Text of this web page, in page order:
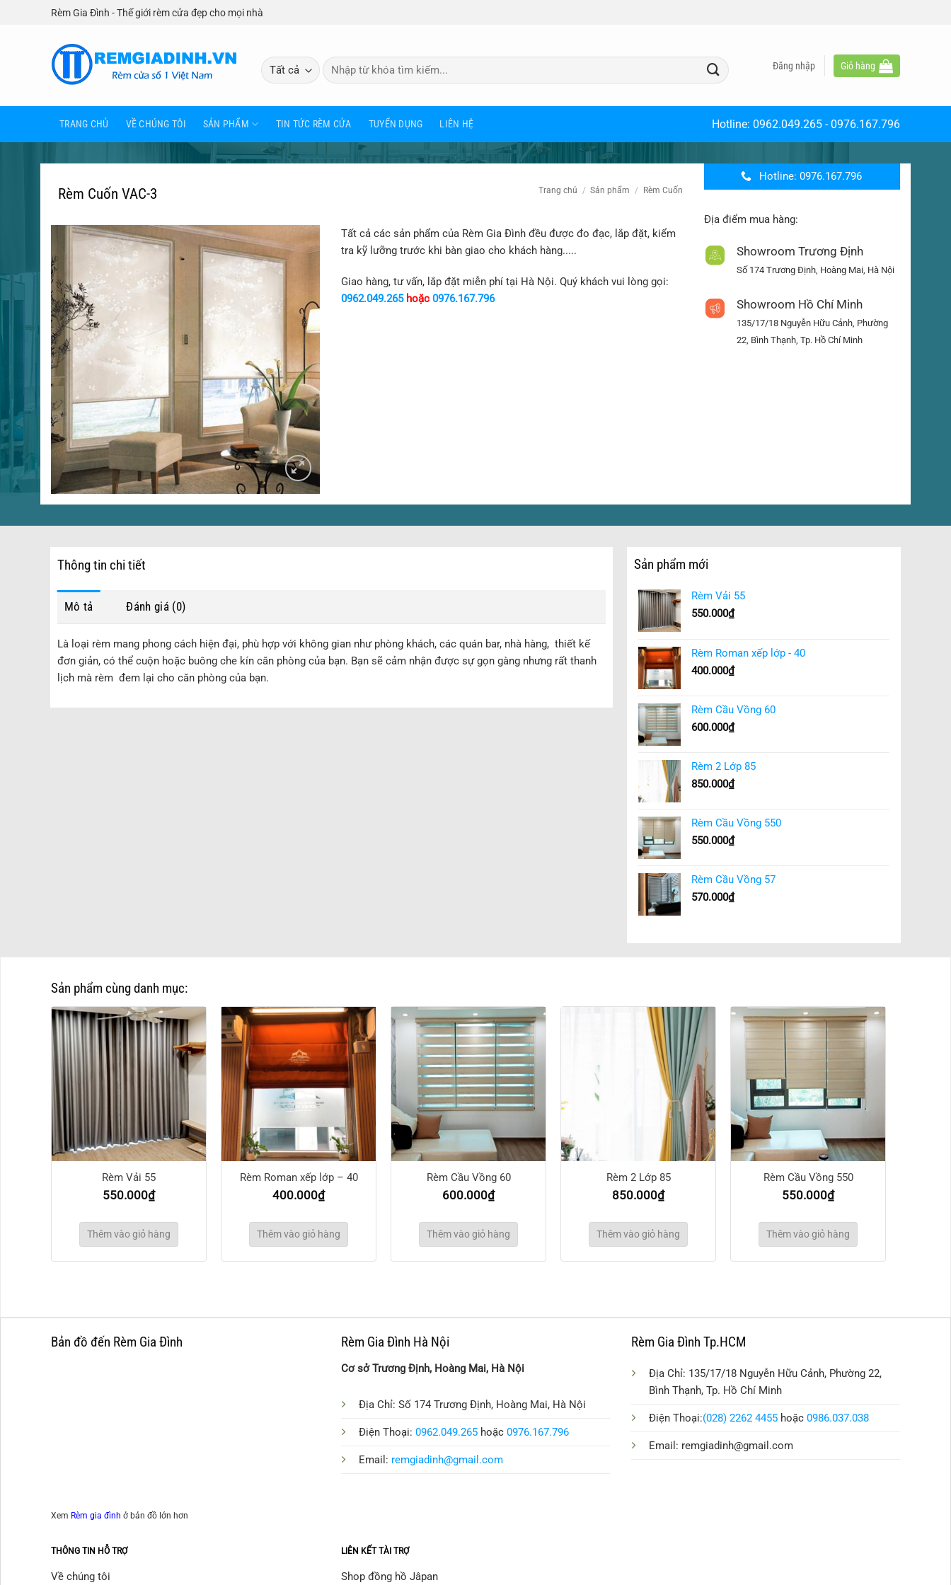
Rèm Gia Đình - Thế giới rèm cửa đẹp cho mọi nhà
Tìm
kiếm:
Đăng nhập Giỏ hàng
TRANG CHỦ VỀ CHÚNG TÔI SẢN PHẨM TIN TỨC RÈM CỬA TUYỂN DỤNG LIÊN HỆ Hotline: 0962.049.265 -0976.167.796
Rèm Cuốn VAC-3 Trang chủ / Sản phẩm / Rèm Cuốn
Hotline: 0976.167.796
Tất cả các sản phẩm của Rèm Gia Đình đều được đo đạc, lắp đặt, kiểm
tra kỹ lưỡng trước khi bàn giao cho khách hàng.....
Giao hàng, tư vấn, lắp đặt miễn phí tại Hà Nội. Quý khách vui lòng gọi:
0962.049.265hoặc 0976.167.796
Địa điểm mua hàng:
Showroom Trương Định
Số 174 Trương Định, Hoàng Mai, Hà Nội
Showroom Hồ Chí Minh
135/17/18 Nguyễn Hữu Cảnh, Phường
22, Bình Thạnh, Tp. Hồ Chí Minh
Thông tin chi tiết
Mô tả Đánh giá (0)
Là loại rèm mang phong cách hiện đại, phù hợp với không gian như phòng khách, các quán bar, nhà hàng, thiết kế
đơn giản, có thể cuộn hoặc buông che kín căn phòng của bạn. Bạn sẽ cảm nhận được sự gọn gàng nhưng rất thanh
lịch mà rèm đem lại cho căn phòng của bạn.
Sản phẩm mới
Rèm Vải 55
550.000₫
Rèm Roman xếp lớp - 40
400.000₫
Rèm Cầu Vồng 60
600.000₫
Rèm 2 Lớp 85
850.000₫
Rèm Cầu Vồng 550
550.000₫
Rèm Cầu Vồng 57
570.000₫
Sản phẩm cùng danh mục:
Rèm Vải 55
550.000₫
Thêm vào giỏ hàng
Rèm Roman xếp lớp – 40
400.000₫
Thêm vào giỏ hàng
Rèm Cầu Vồng 60
600.000₫
Thêm vào giỏ hàng
Rèm 2 Lớp 85
850.000₫
Thêm vào giỏ hàng
Rèm Cầu Vồng 550
550.000₫
Thêm vào giỏ hàng
Bản đồ đến Rèm Gia Đình
Xem Rèm gia đình ở bản đồ lớn hơn
Rèm Gia Đình Hà Nội
Cơ sở Trương Định, Hoàng Mai, Hà Nội
Địa Chỉ: Số 174 Trương Định, Hoàng Mai, Hà Nội
Điện Thoại: 0962.049.265 hoặc 0976.167.796
Email: remgiadinh@gmail.com
Rèm Gia Đình Tp.HCM
Địa Chỉ: 135/17/18 Nguyễn Hữu Cảnh, Phường 22,
Bình Thạnh, Tp. Hồ Chí Minh
Điện Thoại:(028) 2262 4455 hoặc 0986.037.038
Email: remgiadinh@gmail.com
THÔNG TIN HỖ TRỢ
Về chúng tôi
LIÊN KẾT TÀI TRỢ
Shop đồng hồ Jâpan